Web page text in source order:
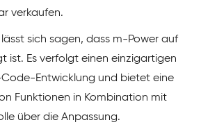
verkaufen.
sich sagen, dass m-Power auf
ist. Es verfolgt einen einzigartigen
Entwicklung und bietet eine
Funktionen in Kombination mit
über die Anpassung.